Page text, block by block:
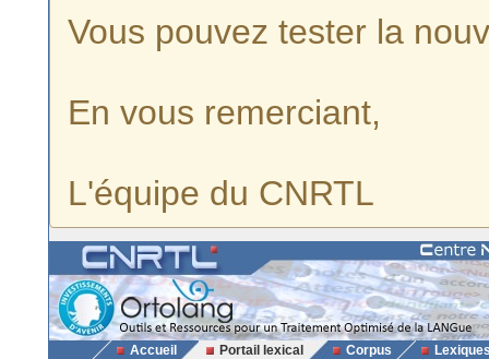
Vous pouvez tester la
En vous remerciant,
L'équipe du CNRTL
Accueil Portail lexical Corpus